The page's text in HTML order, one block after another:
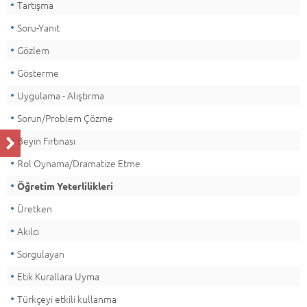
Tartışma
Soru-Yanıt
Gözlem
Gösterme
Uygulama - Alıştırma
Sorun/Problem Çözme
Beyin Fırtınası
Rol Oynama/Dramatize Etme
Öğretim Yeterlilikleri
Üretken
Akılcı
Sorgulayan
Etik Kurallara Uyma
Türkçeyi etkili kullanma